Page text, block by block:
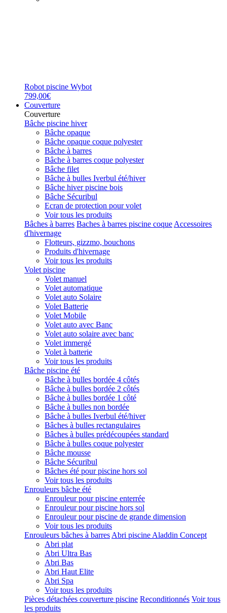
Robot piscine Wybot
799,00€
Couverture
Couverture
Bâche piscine hiver
Bâche opaque
Bâche opaque coque polyester
Bâche à barres
Bâche à barres coque polyester
Bâche filet
Bâche à bulles Iverbul été/hiver
Bâche hiver piscine bois
Bâche Sécuribul
Ecran de protection pour volet
Voir tous les produits
Bâches à barres Baches à barres piscine coque Accessoires
d'hivernage
Flotteurs, gizzmo, bouchons
Produits d'hivernage
Voir tous les produits
Volet piscine
Volet manuel
Volet automatique
Volet auto Solaire
Volet Batterie
Volet Mobile
Volet auto avec Banc
Volet auto solaire avec banc
Volet immergé
Volet à batterie
Voir tous les produits
Bâche piscine été
Bâche à bulles bordée 4 côtés
Bâche à bulles bordée 2 côtés
Bâche à bulles bordée 1 côté
Bâche à bulles non bordée
Bâche à bulles Iverbul été/hiver
Bâches à bulles rectangulaires
Bâches à bulles prédécoupées standard
Bâche à bulles coque polyester
Bâche mousse
Bâche Sécuribul
Bâches été pour piscine hors sol
Voir tous les produits
Enrouleurs bâche été
Enrouleur pour piscine enterrée
Enrouleur pour piscine hors sol
Enrouleur pour piscine de grande dimension
Voir tous les produits
Enrouleurs bâches à barres Abri piscine Aladdin Concept
Abri plat
Abri Ultra Bas
Abri Bas
Abri Haut Elite
Abri Spa
Voir tous les produits
Pièces détachées couverture piscine Reconditionnés Voir tous
les produits